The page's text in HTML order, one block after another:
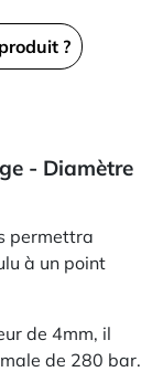
?
- Diamètre
permettra
à un point
de 4mm, il
de 280 bar.